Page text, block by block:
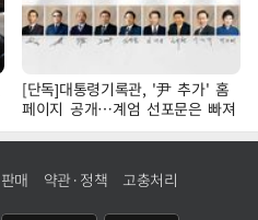
[단독]대통령기록관, '尹 추가' 홈
페이지 공개…계엄 선포문은 빠져
매 약관·정책 고충처리